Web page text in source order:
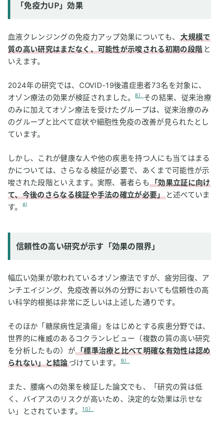
「免疫力UP」効果
血液クレンジングの免疫力アップ効果についても、大規模で
質の高い研究はまだなく、可能性が示唆される初期の段階 と
いえます。
2024年の研究では、COVID-19後遺症患者73名を対象に、
オゾン療法の効果が検証されました。8） その結果、従来治療
のみに加えてオゾン療法を受けたグループは、従来治療のみ
のグループと比べて症状や細胞性免疫の改善が見られたとし
ています。
しかし、これが健康な人や他の疾患を持つ人にも当てはまる
かについては、さらなる検証が必要で、あくまで可能性が示
唆された段階といえます。実際、著者らも「効果立証に向け
て、今後のさらなる検証や手法の確立が必要」と述べていま
す。
8）
信頼性の高い研究が示す「効果の限界」
幅広い効果が歌われているオゾン療法ですが、疲労回復、ア
ンチエイジング、免疫改善以外の分野においても信頼性の高
い科学的根拠は非常に乏しいは上述した通りです。
そのほか「糖尿病性足潰瘍」をはじめとする疾患分野では、
世界的に権威のあるコクランレビュー（複数の質の高い研究
を分析したもの）が「標準治療と比べて明確な有効性は認め
られない」と結論づけています。9）
また、腰痛への効果を検証した論文でも、「研究の質は低
く、バイアスのリスクが高いため、決定的な効果は示せな
い」とされています。10）